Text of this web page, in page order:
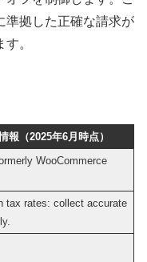
準拠した正確な請求が
。
（2025年6月時点）
WooCommerce
tax rates: collect accurate